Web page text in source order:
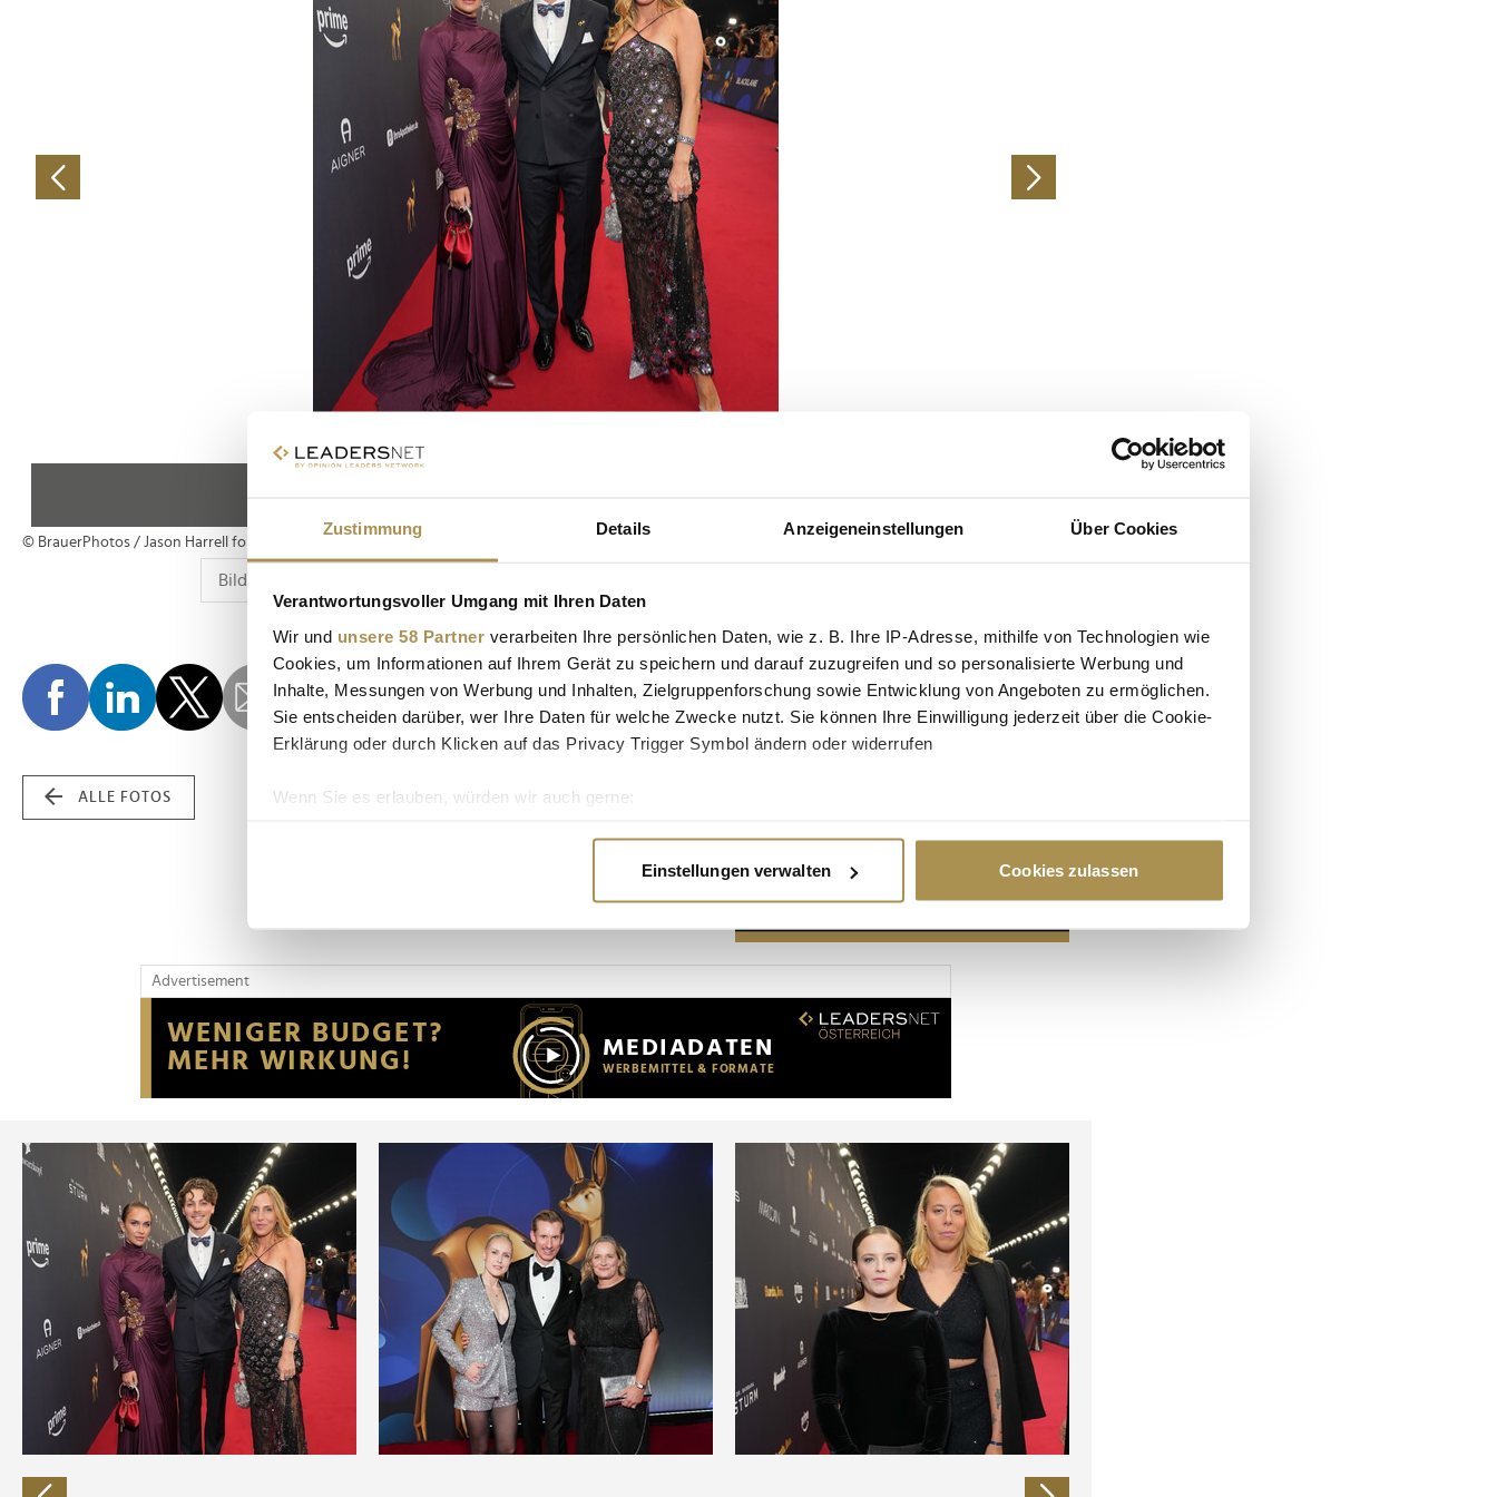
Zustimmung Details Anzeigeneinstellungen Über Cookies
Verantwortungsvoller Umgang mit Ihren Daten
Wir und unsere 58 Partner verarbeiten Ihre persönlichen Daten, wie z. B. Ihre IP-Adresse, mithilfe von Technologien wie
Cookies, um Informationen auf Ihrem Gerät zu speichern und darauf zuzugreifen und so personalisierte Werbung und
Inhalte, Messungen von Werbung und Inhalten, Zielgruppenforschung sowie Entwicklung von Angeboten zu ermöglichen.
Sie entscheiden darüber, wer Ihre Daten für welche Zwecke nutzt. Sie können Ihre Einwilligung jederzeit über die Cookie-
Erklärung oder durch Klicken auf das Privacy Trigger Symbol ändern oder widerrufen
Wenn Sie es erlauben, würden wir auch gerne:
Erfahren Sie mehr darüber, wie Ihre persönlichen Daten verarbeitet werden, und legen Sie Ihre Präferenzen im
Wir verwenden Cookies, um Inhalte und Anzeigen zu personalisieren, Funktionen für soziale Medien anbieten zu können
Website an unsere Partner für soziale Medien, Werbung und Analysen weiter. Unsere Partner führen diese Informationen
möglicherweise mit weiteren Daten zusammen, die Sie ihnen bereitgestellt haben oder die sie im Rahmen Ihrer Nutzung
der Dienste gesammelt haben.
Einstellungen verwalten Cookies zulassen
© BrauerPhotos / Jason Harrell for Hubert Burda Media
ALLE FOTOS
Advertisement
Advertisement